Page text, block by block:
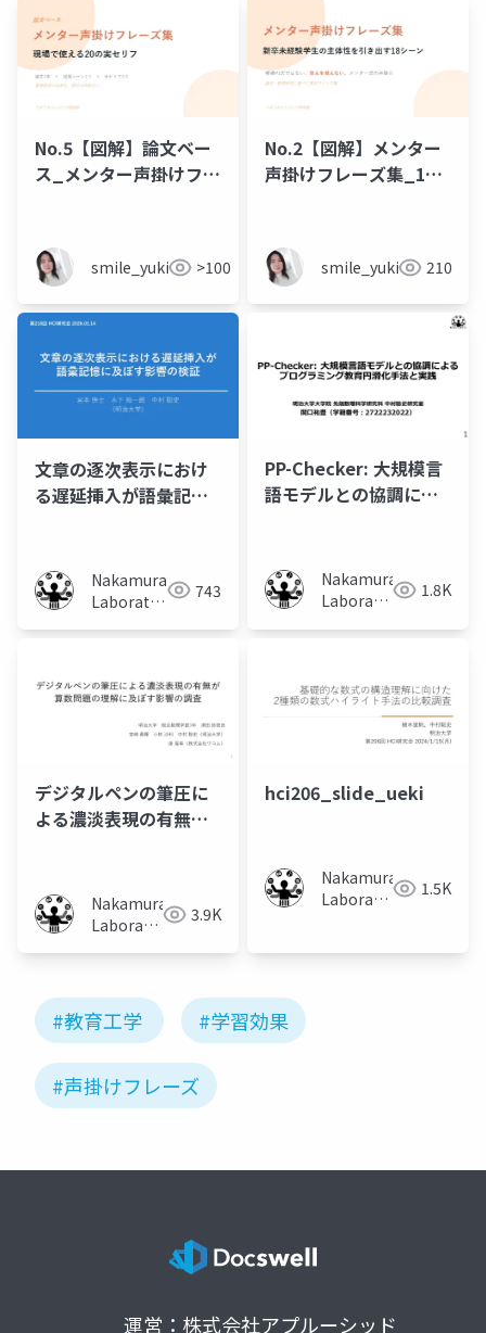
No.5【図解】論文ベー
ス_メンター声掛けフレ
smile_yukiko_it>100
No.2【図解】メンター
声掛けフレーズ集_18
smile_yukiko_it210
文章の逐次表示におけ
る遅延挿入が語彙記憶
Nakamura
Laboratory
743
PP-Checker: 大規模言
語モデルとの協調によ
Nakamura
Laboratory
1.8K
デジタルペンの筆圧に
よる濃淡表現の有無が
Nakamura
Laboratory
3.9K
hci206_slide_ueki
Nakamura
Laboratory
1.5K
#教育工学 #学習効果
#声掛けフレーズ
運営：株式会社アプルーシッド